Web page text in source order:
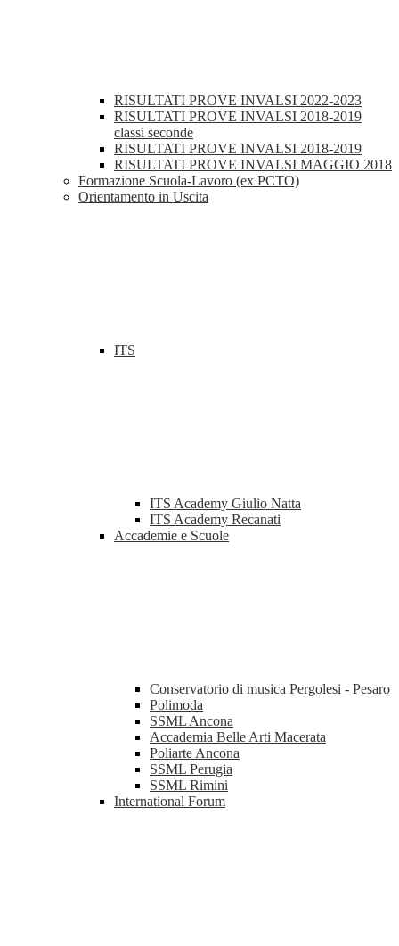
RISULTATI PROVE INVALSI 2022-2023
RISULTATI PROVE INVALSI 2018-2019
classi seconde
RISULTATI PROVE INVALSI 2018-2019
RISULTATI PROVE INVALSI MAGGIO 2018
Formazione Scuola-Lavoro (ex PCTO)
Orientamento in Uscita
ITS
ITS Academy Giulio Natta
ITS Academy Recanati
Accademie e Scuole
Conservatorio di musica Pergolesi - Pesaro
Polimoda
SSML Ancona
Accademia Belle Arti Macerata
Poliarte Ancona
SSML Perugia
SSML Rimini
International Forum